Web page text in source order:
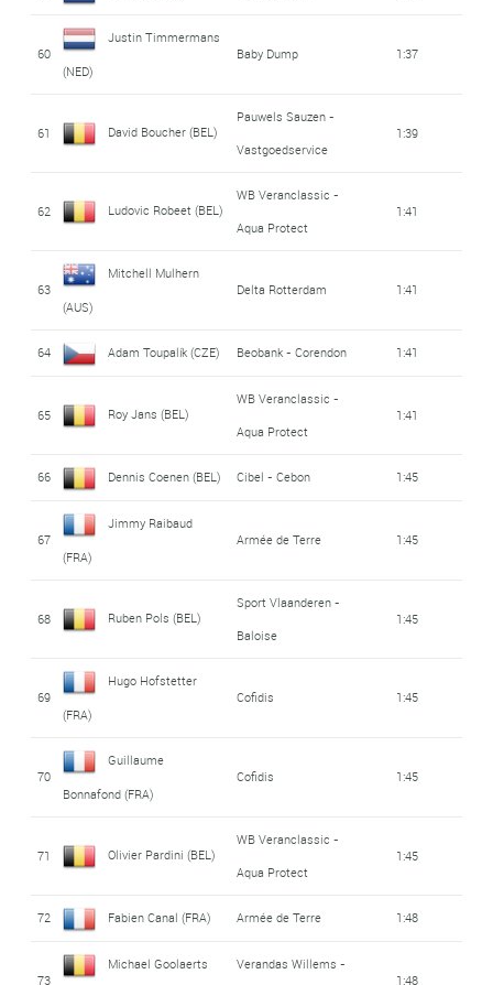
60
Justin Timmermans
(NED)
Baby Dump 1:37
61 David Boucher (BEL)
Pauwels Sauzen -
Vastgoedservice
1:39
62 Ludovic Robeet (BEL)
WB Veranclassic -
Aqua Protect
1:41
63
Mitchell Mulhern
(AUS)
Delta Rotterdam 1:41
64 Adam Toupalík (CZE) Beobank - Corendon 1:41
65 Roy Jans (BEL)
WB Veranclassic -
Aqua Protect
1:41
66 Dennis Coenen (BEL) Cibel - Cebon 1:45
67
Jimmy Raibaud
(FRA)
Armée de Terre 1:45
68 Ruben Pols (BEL)
Sport Vlaanderen -
Baloise
1:45
69
Hugo Hofstetter
(FRA)
Cofidis 1:45
70
Guillaume
Bonnafond (FRA)
Cofidis 1:45
71 Olivier Pardini (BEL)
WB Veranclassic -
Aqua Protect
1:45
72 Fabien Canal (FRA) Armée de Terre 1:48
73
Michael Goolaerts
Verandas Willems -
1:48